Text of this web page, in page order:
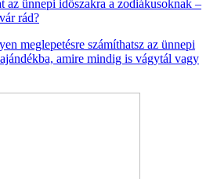
az ünnepi időszakra a zodiákusoknak –
rád?
meglepetésre számíthatsz az ünnepi
amire mindig is vágytál vagy